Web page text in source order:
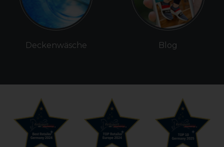
Deckenwäsche Blog